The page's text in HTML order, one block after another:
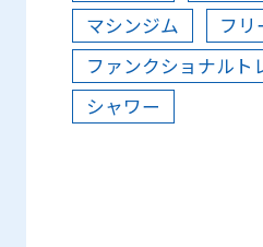
マシンジム
フリ
ファンクショナルト
シャワー